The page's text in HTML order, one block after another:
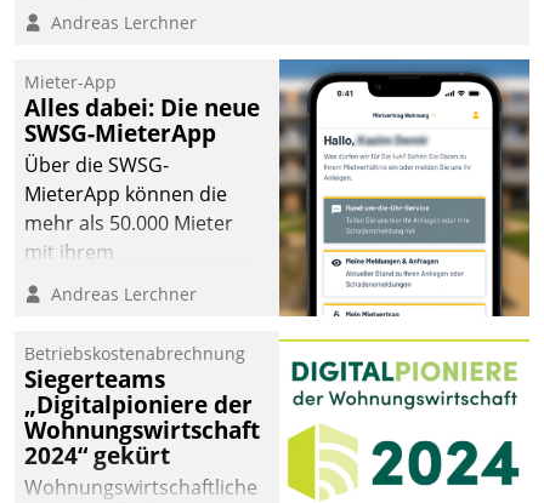
Andreas Lerchner
Mieter-App
Alles dabei: Die neue
SWSG-MieterApp
Über die SWSG-
MieterApp können die
mehr als 50.000 Mieter
mit ihrem
Wohnungsunternehmen
kommunizieren, auf dem
einsehen und ändern
oder
Schadensmeldungen
abgeben – rund um die
Uhr.
Andreas Lerchner
Betriebskostenabrechnung
Siegerteams
„Digitalpioniere der
Wohnungswirtschaft
2024“ gekürt
Wohnungswirtschaftliche